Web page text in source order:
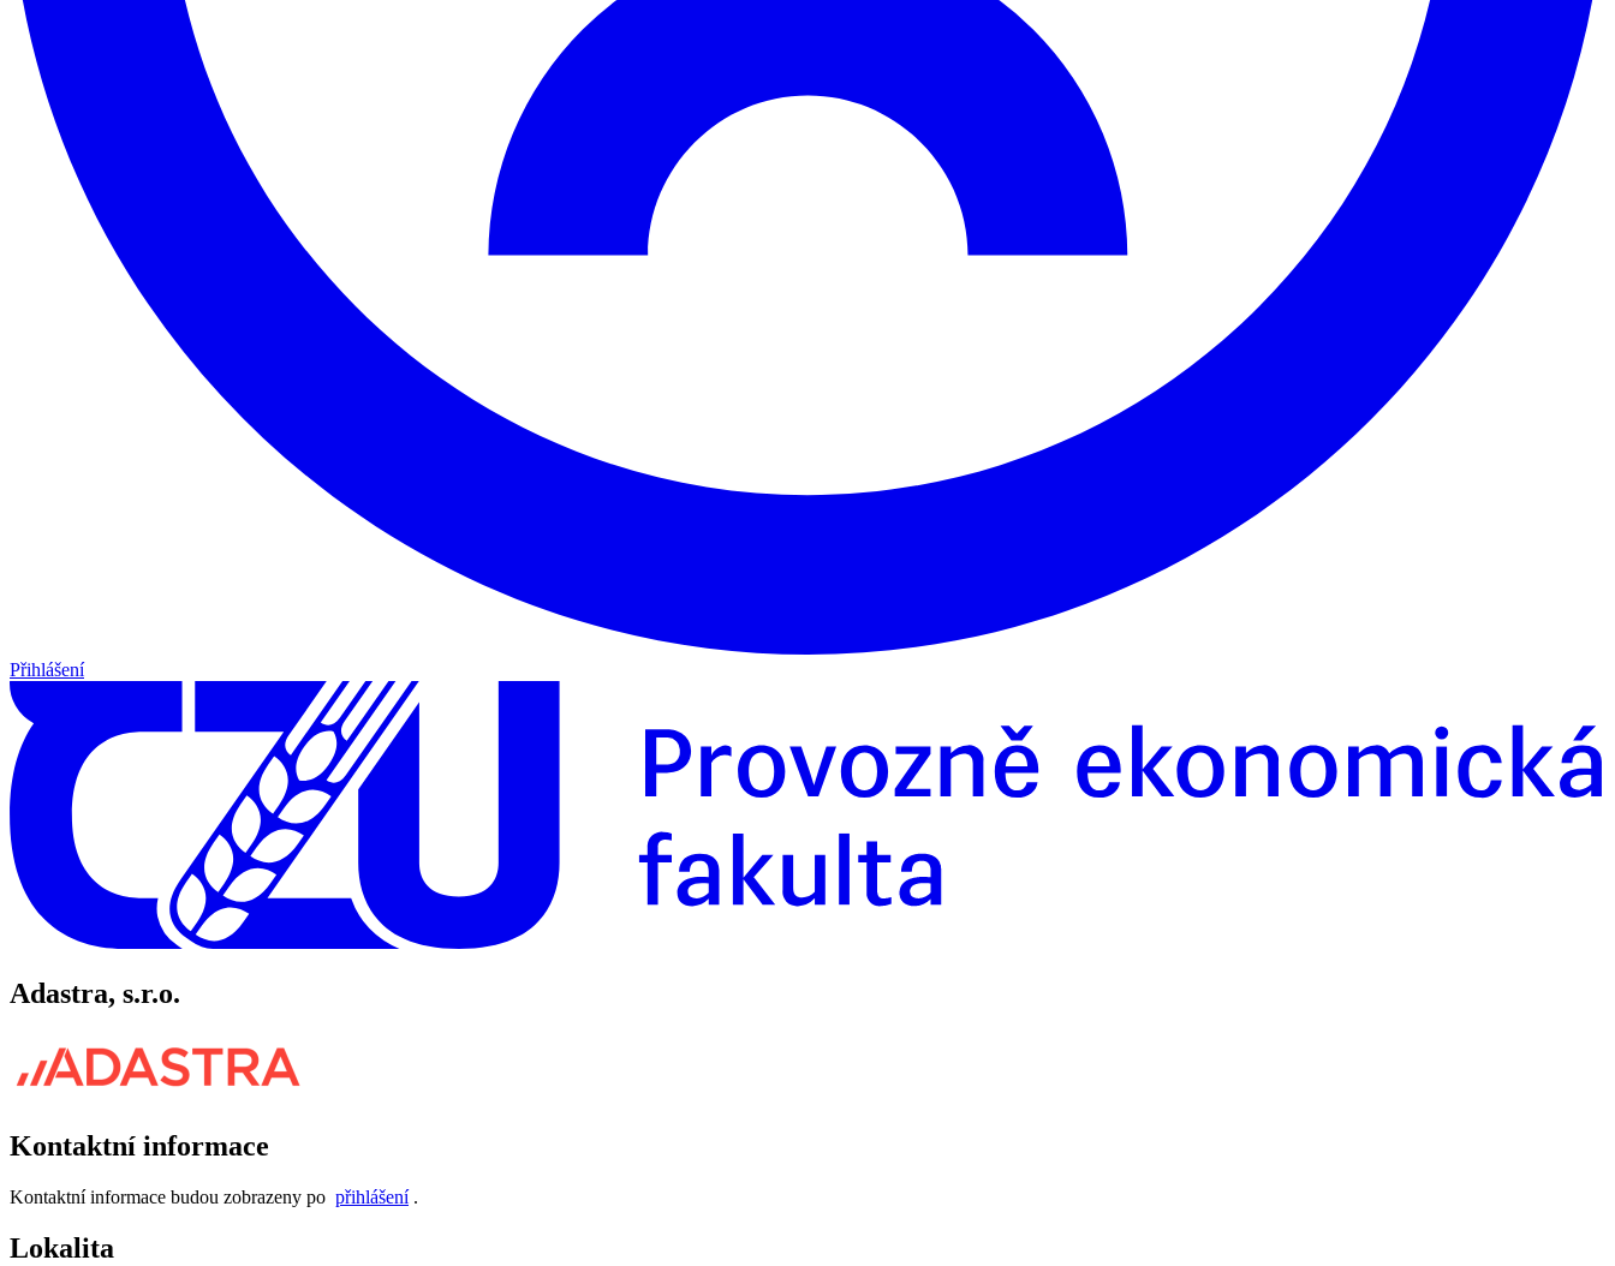
Přihlášení
Adastra, s.r.o.
Kontaktní informace
Kontaktní informace budou zobrazeny po přihlášení.
Lokalita